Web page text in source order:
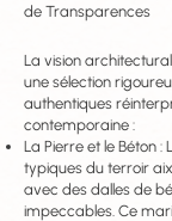
de Transparences
La vision
une sélection
authentiques
contemporaine :
La Pierre et le Béton :
typiques du terroir
avec des dalles de
impeccables. Ce